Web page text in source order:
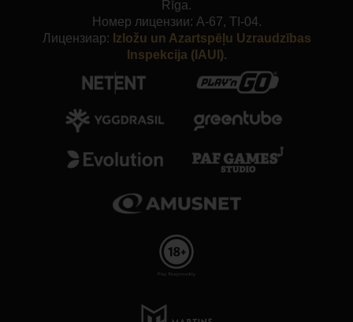
Rīga.
Номер лицензии: A-67, TI-04.
Лицензиар: Izložu un Azartspēļu Uzraudzības
Inspekcija (IAUI).